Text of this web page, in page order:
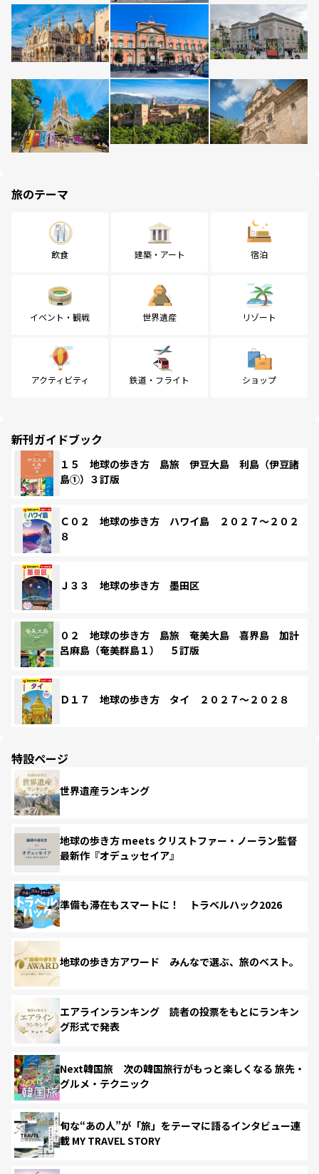
旅のテーマ
飲食 建築・アート 宿泊
イベント・観戦 世界遺産 リゾート
アクティビティ 鉄道・フライト ショップ
新刊ガイドブック
１５ 地球の歩き方 島旅 伊豆大島 利島（伊豆諸
島①）３訂版
Ｃ０２ 地球の歩き方 ハワイ島 ２０２７～２０２
８
Ｊ３３ 地球の歩き方 墨田区
０２ 地球の歩き方 島旅 奄美大島 喜界島 加計
呂麻島（奄美群島１） ５訂版
Ｄ１７ 地球の歩き方 タイ ２０２７～２０２８
特設ページ
世界遺産ランキング
地球の歩き方 meets クリストファー・ノーラン監督
最新作『オデュッセイア』
準備も滞在もスマートに！ トラベルハック2026
地球の歩き方アワード みんなで選ぶ、旅のベスト。
エアラインランキング 読者の投票をもとにランキン
グ形式で発表
Next韓国旅 次の韓国旅行がもっと楽しくなる 旅先・
グルメ・テクニック
旬な“あの人”が「旅」をテーマに語るインタビュー連
載 MY TRAVEL STORY